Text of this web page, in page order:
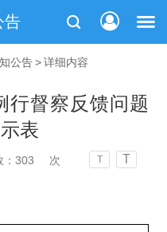
告
公告>详细内容
行督察反馈问题
表
303 次 T T